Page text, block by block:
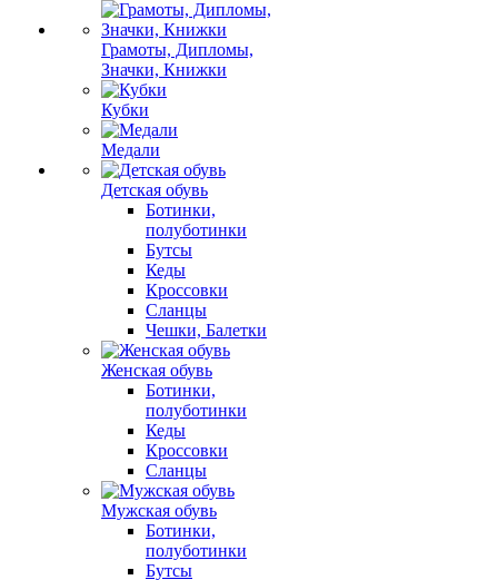
Грамоты, Дипломы,
Значки, Книжки
Кубки
Медали
Детская обувь
Ботинки,
полуботинки
Бутсы
Кеды
Кроссовки
Сланцы
Чешки, Балетки
Женская обувь
Ботинки,
полуботинки
Кеды
Кроссовки
Сланцы
Мужская обувь
Ботинки,
полуботинки
Бутсы